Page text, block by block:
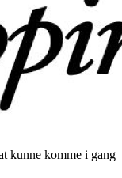
kunne komme i gang